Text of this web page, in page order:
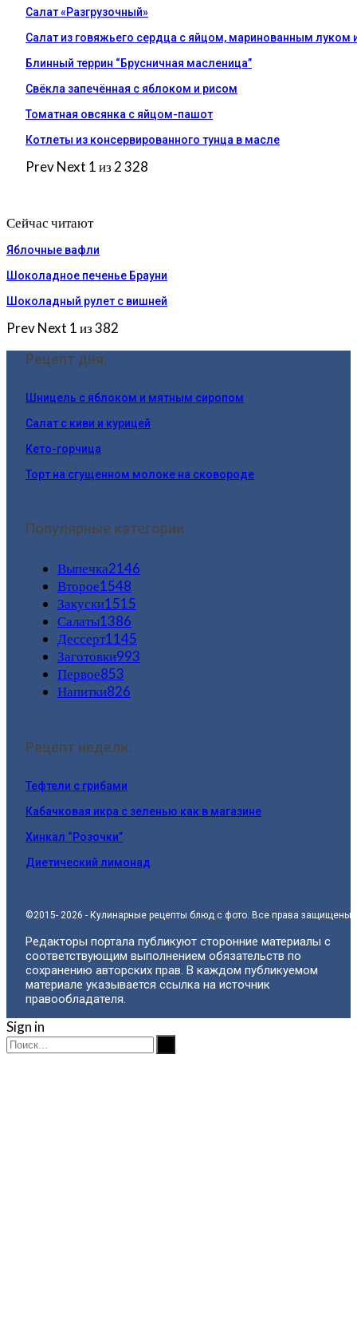
Салат «Разгрузочный»
Салат из говяжьего сердца с яйцом, маринованным луком
Блинный террин “Брусничная масленица”
Свёкла запечённая с яблоком и рисом
Томатная овсянка с яйцом-пашот
Котлеты из консервированного тунца в масле
PrevNext 1 из 2 328
Сейчас читают
Яблочные вафли
Шоколадное печенье Брауни
Шоколадный рулет с вишней
PrevNext 1 из 382
Рецепт дня:
Шницель с яблоком и мятным сиропом
Салат с киви и курицей
Кето-горчица
Торт на сгущенном молоке на сковороде
Популярные категории
Выпечка2146
Второе1548
Закуски1515
Салаты1386
Дессерт1145
Заготовки993
Первое853
Напитки826
Рецепт недели:
Тефтели с грибами
Кабачковая икра с зеленью как в магазине
Хинкал “Розочки”
Диетический лимонад
©2015- 2026 - Кулинарные рецепты блюд с фото. Все права защищены.
Редакторы портала публикуют сторонние материалы с
соответствующим выполнением обязательств по
сохранению авторских прав. В каждом публикуемом
материале указывается ссылка на источник
правообладателя.
Sign in